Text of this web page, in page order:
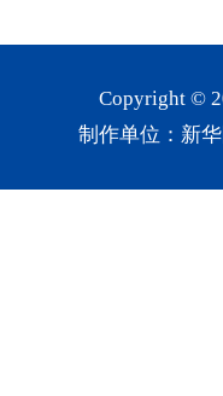
Copyright ©
制作单位：新